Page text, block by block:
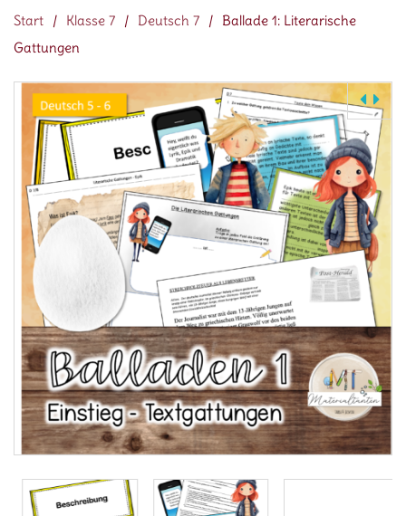
Start / Klasse 7 / Deutsch 7 / Ballade 1: Literarische
Gattungen